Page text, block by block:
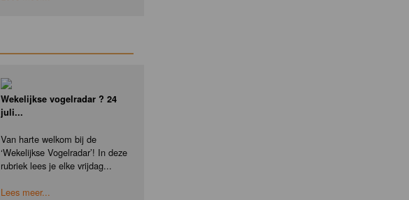
Wekelijkse vogelradar ? 24
juli...
Van harte welkom bij de
‘Wekelijkse Vogelradar’! In deze
rubriek lees je elke vrijdag...
Lees meer...